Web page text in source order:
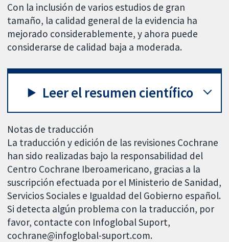
Con la inclusión de varios estudios de gran
tamaño, la calidad general de la evidencia ha
mejorado considerablemente, y ahora puede
considerarse de calidad baja a moderada.
Leer el resumen científico
Notas de traducción
La traducción y edición de las revisiones Cochrane
han sido realizadas bajo la responsabilidad del
Centro Cochrane Iberoamericano, gracias a la
suscripción efectuada por el Ministerio de Sanidad,
Servicios Sociales e Igualdad del Gobierno español.
Si detecta algún problema con la traducción, por
favor, contacte con Infoglobal Suport,
cochrane@infoglobal-suport.com.